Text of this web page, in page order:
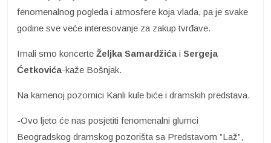
fenomenalnog pogleda i atmosfere koja vlada, pa je svake
godine sve veće interesovanje za zakup tvrđave.
Imali smo koncerte Željka Samardžića i Sergeja
Ćetkovića-kaže Bošnjak.
Na kamenoj pozornici Kanli kule biće i dramskih predstava.
-Ovo ljeto će nas posjetiti fenomenalni glumci
Beogradskog dramskog pozorišta sa Predstavom ”Laž”,